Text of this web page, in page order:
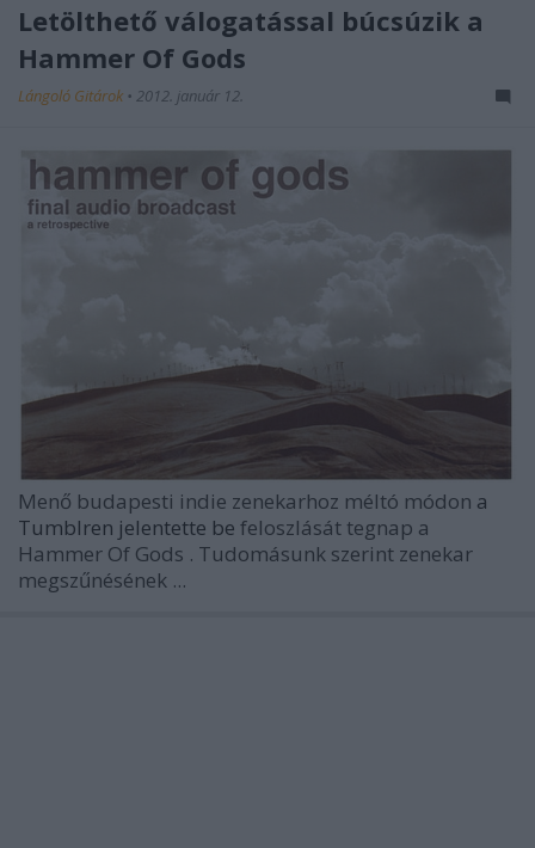
Letölthető válogatással búcsúzik a
Hammer Of Gods
Lángoló Gitárok • 2012. január 12.
Menő budapesti indie zenekarhoz méltó módon a
Tumblren jelentette be feloszlását tegnap a
Hammer Of Gods . Tudomásunk szerint zenekar
megszűnésének ...